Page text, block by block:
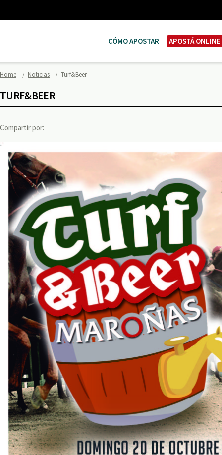
CÓMO APOSTAR APOSTÁ ONLINE
Home Noticias Turf&Beer
TURF&BEER
Compartir por: